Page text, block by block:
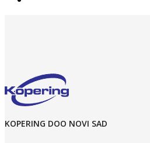
KOPERING DOO NOVI SAD